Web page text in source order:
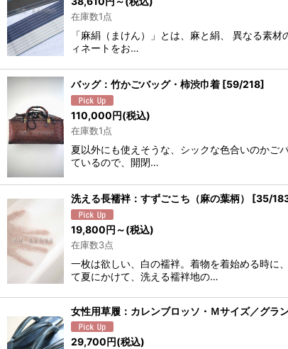
在庫数1点
「麻絹（まけん）」とは、麻と絹、 異なる素
ィネートをお…
バッグ：竹かごバッグ・柿渋巾着 [59/218]
110,000円(税込)
在庫数1点
夏以外にも使えそうな、シックな色合いのかご
ているので、開閉…
洗える長襦袢：すずごこち（麻の葉柄） [35/
19,800円 ～(税込)
在庫数3点
一枚は欲しい、白の襦袢。着物を着始める時に
て夏にかけて、洗える襦袢地の…
女性用草履：カレンブロッソ・Ｍサイズ／グラ
29,700円(税込)